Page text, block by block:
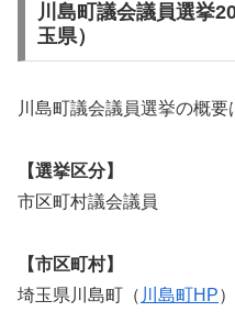
川島町議会議員選挙
玉県）
川島町議会議員選挙の概要
【選挙区分】
市区町村議会議員
【市区町村】
埼玉県川島町（ 川島町HP）